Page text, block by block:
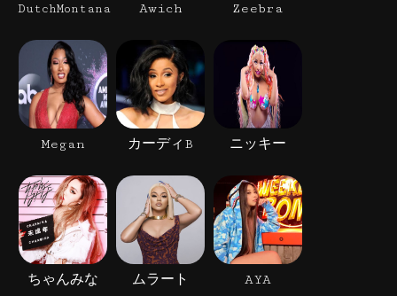
DutchMontana Awich Zeebra
Megan カーディB ニッキー
ちゃんみな ムラート AYA